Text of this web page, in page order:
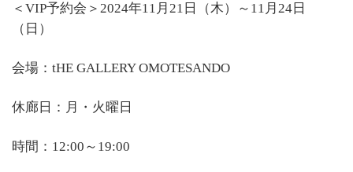
＜VIP予約会＞2024年11月21日（木）～11月24日
（日）
会場：tHE GALLERY OMOTESANDO
休廊日：月・火曜日
時間：12:00～19:00